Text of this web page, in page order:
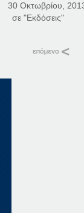
30 Οκτωβρίου,
σε "Εκδόσεις"